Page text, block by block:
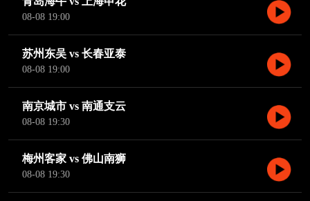
08-08 19:00
苏州东吴 vs 长春亚泰
08-08 19:00
南京城市 vs 南通支云
08-08 19:30
梅州客家 vs 佛山南狮
08-08 19:30